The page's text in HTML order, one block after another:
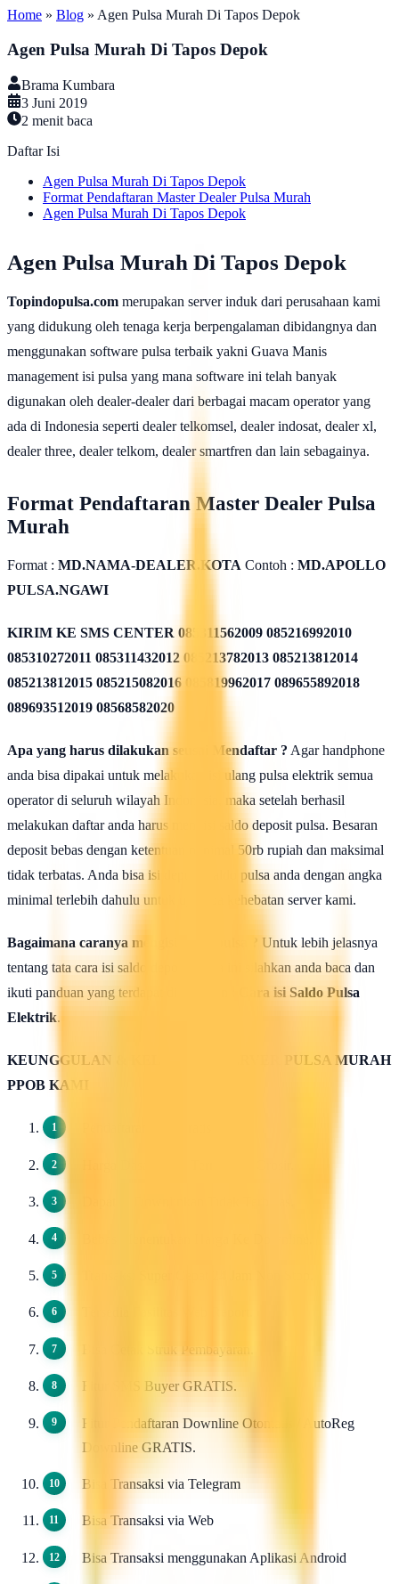
Home » Blog » Agen Pulsa Murah Di Tapos Depok
Agen Pulsa Murah Di Tapos Depok
Brama Kumbara
3 Juni 2019
2 menit baca
Daftar Isi
Agen Pulsa Murah Di Tapos Depok
Format Pendaftaran Master Dealer Pulsa Murah
Agen Pulsa Murah Di Tapos Depok
Agen Pulsa Murah Di Tapos Depok
Topindopulsa.com merupakan server induk dari perusahaan kami
yang didukung oleh tenaga kerja berpengalaman dibidangnya dan
menggunakan software pulsa terbaik yakni Guava Manis
management isi pulsa yang mana software ini telah banyak
digunakan oleh dealer-dealer dari berbagai macam operator yang
ada di Indonesia seperti dealer telkomsel, dealer indosat, dealer xl,
dealer three, dealer telkom, dealer smartfren dan lain sebagainya.
Format Pendaftaran Master Dealer Pulsa
Murah
Format : MD.NAMA-DEALER.KOTA Contoh : MD.APOLLO
PULSA.NGAWI
KIRIM KE SMS CENTER 085311562009 085216992010
085310272011 085311432012 085213782013 085213812014
085213812015 085215082016 085819962017 089655892018
089693512019 08568582020
Apa yang harus dilakukan seusai Mendaftar ? Agar handphone
anda bisa dipakai untuk melakukan isi ulang pulsa elektrik semua
operator di seluruh wilayah Indonesia, maka setelah berhasil
melakukan daftar anda harus mengisi saldo deposit pulsa. Besaran
deposit bebas dengan ketentuan minimal 50rb rupiah dan maksimal
tidak terbatas. Anda bisa isi deposit saldo pulsa anda dengan angka
minimal terlebih dahulu untuk uji coba kehebatan server kami.
Bagaimana caranya mengisi saldo pulsa ?
Untuk lebih jelasnya
tentang tata cara isi saldo deposit pulsa ini silahkan anda baca dan
ikuti panduan yang terdapat di halaman :
Cara isi Saldo Pulsa
Elektrik.
KEUNGGULAN & KELEBIHAN SERVER PULSA MURAH
PPOB KAMI
Bisa Cetak Struk Pembayaran.
Fitur SMS Buyer GRATIS.
Fitur Pendaftaran Downline Otomatis / AutoReg
Downline GRATIS.
Bisa Transaksi via Telegram
Bisa Transaksi via Web
Bisa Transaksi menggunakan Aplikasi Android